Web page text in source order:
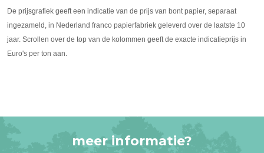
De prijsgrafiek geeft een indicatie van de prijs van bont papier, separaat
ingezameld, in Nederland franco papierfabriek geleverd over de laatste 10
jaar. Scrollen over de top van de kolommen geeft de exacte indicatieprijs in
Euro's per ton aan.
meer informatie?